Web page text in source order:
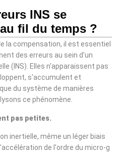
INS se
fil du temps ?
la compensation, il est essentiel
des erreurs au sein d'un
(INS). Elles n'apparaissent pas
s'accumulent et
du système de manières
ce phénomène.
pas petites.
inertielle, même un léger biais
de l'ordre du micro-g